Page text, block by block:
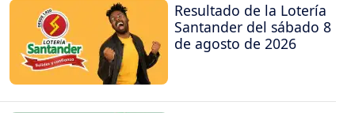
Resultado de la Lotería
Santander del sábado 8
de agosto de 2026